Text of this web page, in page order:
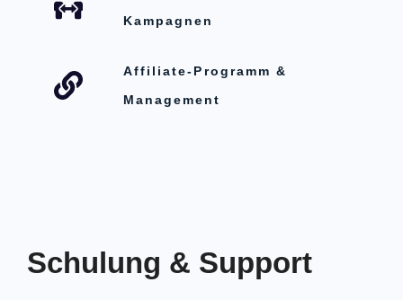
Kampagnen
Affiliate-Programm &
Management
Schulung & Support